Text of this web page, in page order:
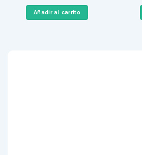
era:
650,00 €.
es:
318,00 €.
Añadir al carrito